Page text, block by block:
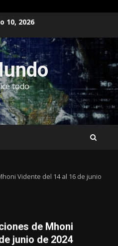
10, 2026
todo
Vidente del 14 al 16 de junio
de Mhoni
junio de 2024